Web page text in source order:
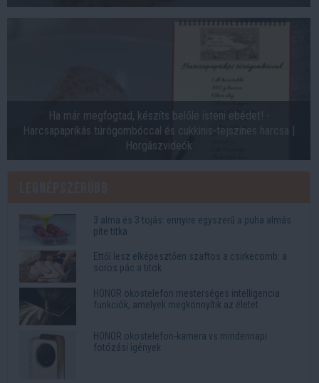
Ha már megfogtad, készíts belőle isteni ebédet! -
Harcsapaprikás túrógombóccal és cukkinis-tejszínes harcsa |
Horgászvideók
3 alma és 3 tojás: ennyire egyszerű a puha almás
pite titka
Ettől lesz elképesztően szaftos a csirkecomb: a
sörös pác a titok
HONOR okostelefon mesterséges intelligencia
funkciók, amelyek megkönnyítik az életet
HONOR okostelefon-kamera vs mindennapi
fotózási igények